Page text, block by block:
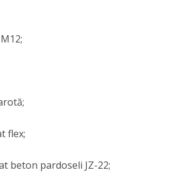
flex;
beton pardoseli JZ-22;